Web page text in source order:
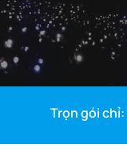
Trọn gói